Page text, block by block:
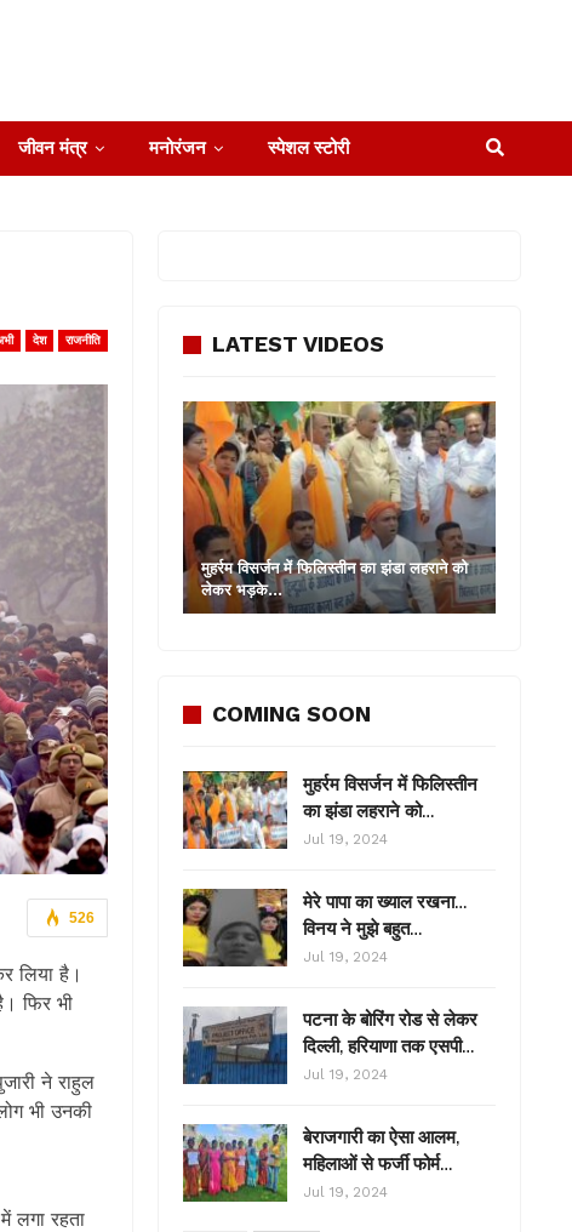
जीवन मंत्र मनोरंजन स्पेशल स्टोरी
देश राजनीति
526
लिया है।
फिर भी
ने राहुल
भी उनकी
लगा रहता
LATEST VIDEOS
मुहर्रम विसर्जन में फिलिस्तीन का झंडा लहराने को
लेकर भड़के…
COMING SOON
मुहर्रम विसर्जन में फिलिस्तीन
का झंडा लहराने को…
Jul 19, 2024
मेरे पापा का ख्याल रखना…
विनय ने मुझे बहुत…
Jul 19, 2024
पटना के बोरिंग रोड से लेकर
दिल्ली, हरियाणा तक एसपी…
Jul 19, 2024
बेराजगारी का ऐसा आलम,
महिलाओं से फर्जी फोर्म…
Jul 19, 2024